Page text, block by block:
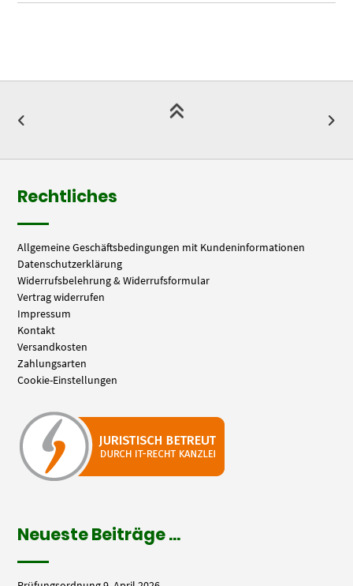
Rechtliches
Allgemeine Geschäftsbedingungen mit Kundeninformationen
Datenschutzerklärung
Widerrufsbelehrung & Widerrufsformular
Vertrag widerrufen
Impressum
Kontakt
Versandkosten
Zahlungsarten
Cookie-Einstellungen
Neueste Beiträge …